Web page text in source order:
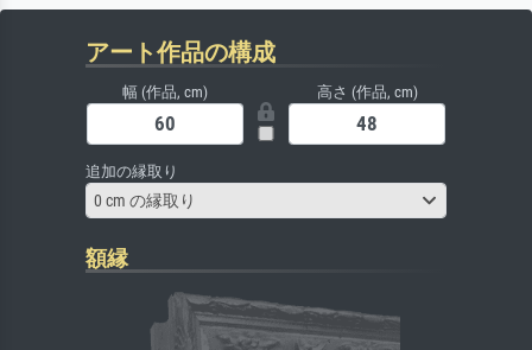
アート作品の構成
幅 (作品, cm) 高さ (作品, cm)
追加の縁取り
0 cm の縁取り
額縁